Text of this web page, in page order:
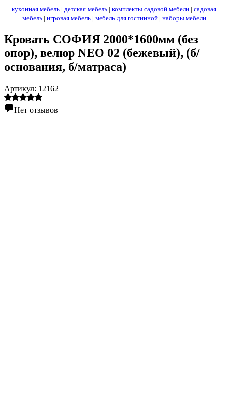
кухонная мебель | детская мебель | комплекты садовой мебели | садовая
мебель| игровая мебель| мебель для гостинной| наборы мебели
Кровать СОФИЯ 2000*1600мм (без
опор), велюр NEO 02 (бежевый), (б/
основания, б/матраса)
Артикул: 12162
Нет отзывов